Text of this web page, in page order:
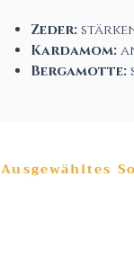
Zeder:
Kardamom:
Bergamotte:
Ausgewähltes